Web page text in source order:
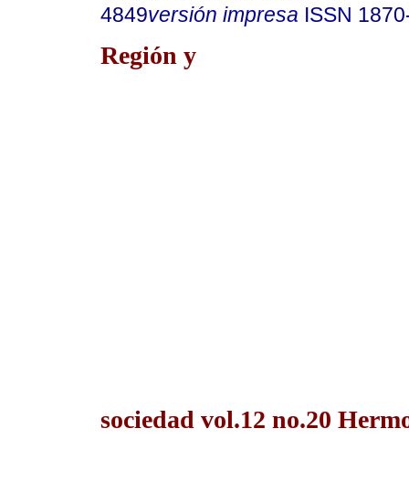
4849versión impresa ISSN
Región y
sociedad vol.12 no.20